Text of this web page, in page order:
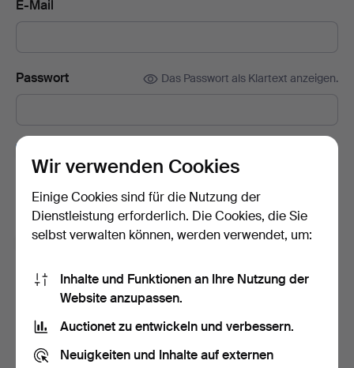
E-Mail
Passwort Das Passwort als Klartext anzeigen.
Mit u. a. Expertentipps, ausgewählten Objekten und Inspiration.
Sie können das Abonnement ganz einfach beenden, falls Sie
nicht mehr interessiert sind.
Ich bin über 18 Jahre alt und akzeptieredie
Datenschutzerklärungzur Kenntnis genommen habe.
Konto erstellen
Wir verwenden Cookies
Einige Cookies sind für die Nutzung der
Dienstleistung erforderlich. Die Cookies, die Sie
selbst verwalten können, werden verwendet, um:
Inhalte und Funktionen an Ihre Nutzung der
Website anzupassen.
Auctionet zu entwickeln und verbessern.
Neuigkeiten und Inhalte auf externen